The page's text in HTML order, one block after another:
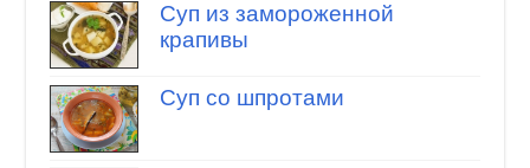
Суп из замороженной
крапивы
Суп со шпротами